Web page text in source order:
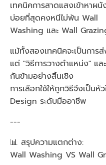
เทคนิคการสาดแสงเข้าหา
บ่อยที่สุดคงหนีไม่พ้น Wall
Washing และ Wall
แม้ทั้งสองเทคนิคจะเป็นกา
แต่ "วิธีการวางตำแหน่ง" แ
กันข้ามอย่างสิ้นเชิง
การเลือกใช้ให้ถูกวิธีจึงเป็น
Design ระดับมืออาชีพ
---
📊 สรุปความแตกต่าง:
Wall Washing VS Wall